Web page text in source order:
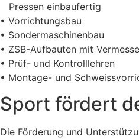
Pressen einbaufertig
• Vorrichtungsbau
• Sondermaschinenbau
• ZSB-Aufbauten mit
• Prüf- und Kontrolllehren
• Montage- und
Sport fördert
Die Förderung und